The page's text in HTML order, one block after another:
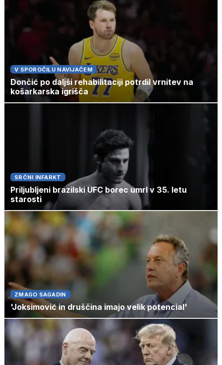
V SPOROČILU NAVIJAČEM
Dončić po daljši rehabilitaciji potrdil vrnitev na
košarkarska igrišča
SRČNI INFARKT
Priljubljeni brazilski UFC borec umrl v 35. letu
starosti
ZMAGO SAGADIN
'Joksimović in druščina imajo velik potencial'